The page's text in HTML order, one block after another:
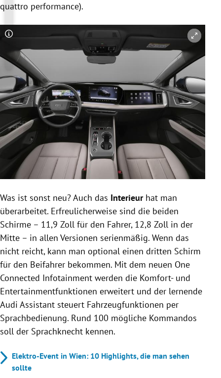
quattro performance).
Copyright-Hinweis öffnen/schließen
Was ist sonst neu? Auch das Interieurhat man
überarbeitet. Erfreulicherweise sind die beiden
Schirme – 11,9 Zoll für den Fahrer, 12,8 Zoll in der
Mitte – in allen Versionen serienmäßig. Wenn das
nicht reicht, kann man optional einen dritten Schirm
für den Beifahrer bekommen. Mit dem neuen One
Connected Infotainment werden die Komfort- und
Entertainmentfunktionen erweitert und der lernende
Audi Assistant steuert Fahrzeugfunktionen per
Sprachbedienung. Rund 100 mögliche Kommandos
soll der Sprachknecht kennen.
Elektro-Event in Wien: 10 Highlights, die man sehen
sollte